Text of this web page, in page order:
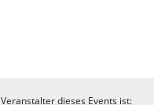
Veranstalter dieses Events ist: